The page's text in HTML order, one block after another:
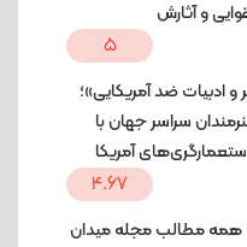
و آثارش
5
و ادبیات ضد آمریکایی»؛
سراسر جهان با
آمریکا
4.67
همه مطالب مجله میدان